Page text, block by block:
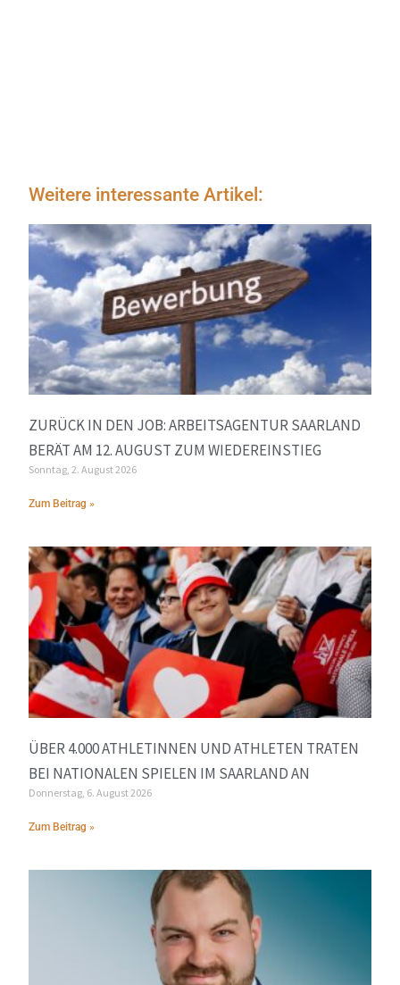
Weitere interessante Artikel:
ZURÜCK IN DEN JOB: ARBEITSAGENTUR SAARLAND
BERÄT AM 12. AUGUST ZUM WIEDEREINSTIEG
Sonntag, 2. August 2026
Zum Beitrag »
ÜBER 4.000 ATHLETINNEN UND ATHLETEN TRATEN
BEI NATIONALEN SPIELEN IM SAARLAND AN
Donnerstag, 6. August 2026
Zum Beitrag »